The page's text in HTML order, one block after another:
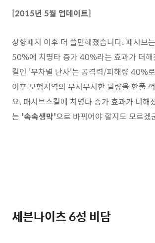
[2015년 5월 업데이트]
상향패치 이후 더 쓸만해졌습니다. 패시브
50%에 치명타 증가 40%라는 효과가 더해
킬인 '무차별 난사'는 공격력/피해량 40%
이후 모험지역의 무시무시한 딜량을 한풀
요. 패시브스킬에 치명타 증가 효과가 더해
는 '속속생막'으로 바뀌어야 할지도 모르겠
세븐나이츠 6성 비담